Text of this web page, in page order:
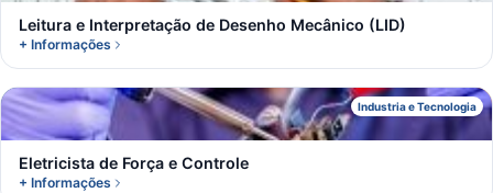
Leitura e Interpretação de Desenho Mecânico (LID)
+ Informações
Industria e Tecnologia
E
Eletricista de Força e Controle
+ Informações